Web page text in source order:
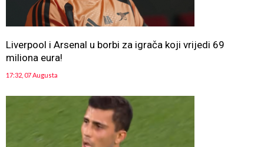
Liverpool i Arsenal u borbi za igrača koji vrijedi 69
miliona eura!
17:32, 07 Augusta